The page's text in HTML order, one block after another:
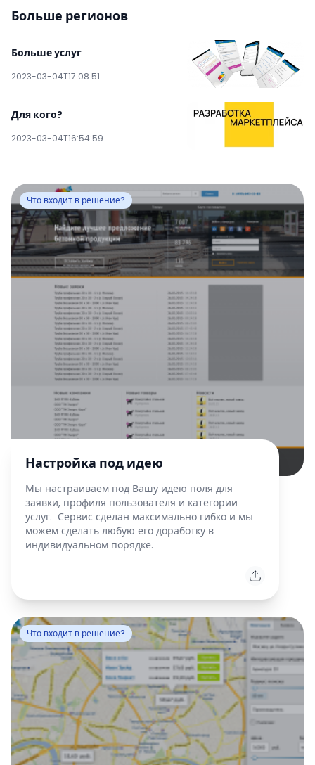
Больше регионов
Больше услуг
2023-03-04T17:08:51
Для кого?
2023-03-04T16:54:59
Что входит в решение?
Настройка под идею
Мы настраиваем под Вашу идею поля для
заявки, профиля пользователя и категории
услуг. Сервис сделан максимально гибко и мы
можем сделать любую его доработку в
индивидуальном порядке.
Что входит в решение?